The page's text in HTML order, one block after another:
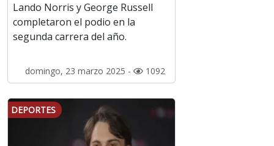
Lando Norris y George Russell
completaron el podio en la
segunda carrera del año.
domingo, 23 marzo 2025 - 1092
DEPORTES